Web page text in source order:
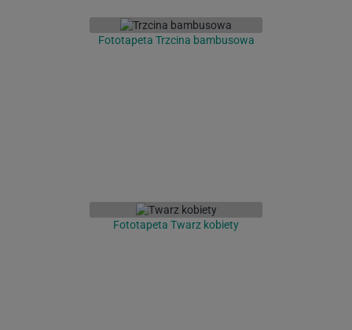
Fototapeta Trzcina bambusowa
Fototapeta Twarz kobiety